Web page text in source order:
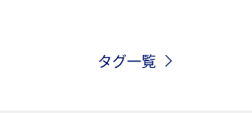
キャンプ・グランピング
タグ一覧